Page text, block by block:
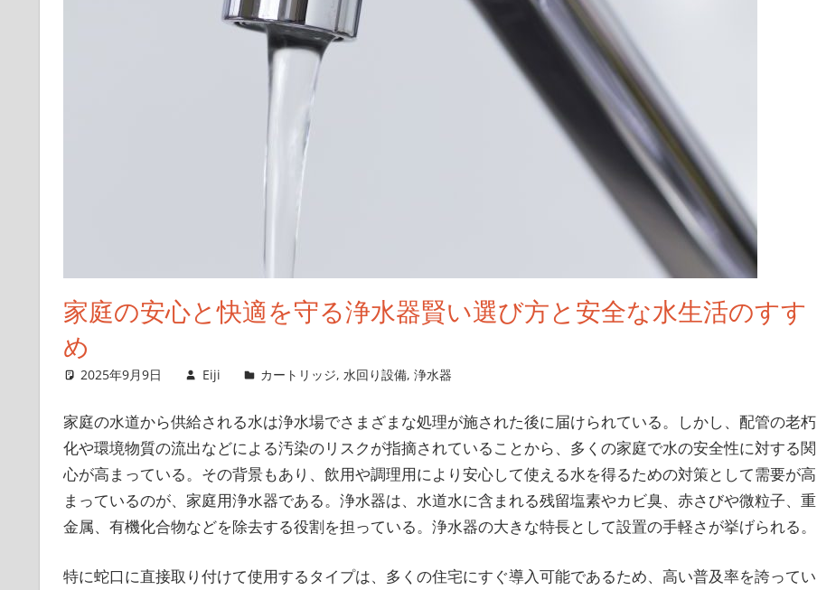
家庭の安心と快適を守る浄水器賢い選び方と安全な水生活のすす
め
2025年9月9日 Eiji カートリッジ,水回り設備,浄水器
家庭の水道から供給される水は浄水場でさまざまな処理が施された後に届けられている。
しかし、配管の老朽
化や環境物質の流出などによる汚染のリスクが指摘されていることから、多くの家庭で水の安全性に対する関
心が高まっている。その背景もあり、飲用や調理用により安心して使える水を得るための対策として需要が高
まっているのが、家庭用浄水器である。浄水器は、水道水に含まれる残留塩素やカビ臭、赤さびや微粒子、重
金属、有機化合物などを除去する役割を担っている。浄水器の大きな特長として設置の手軽さが挙げられる。
特に蛇口に直接取り付けて使用するタイプは、多くの住宅にすぐ導入可能であるため、高い普及率を誇ってい